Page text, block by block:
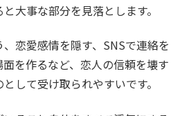
大事な部分を見落とします。
恋愛感情を隠す、SNSで連絡を
を作るなど、恋人の信頼を壊す
して受け取られやすいです。